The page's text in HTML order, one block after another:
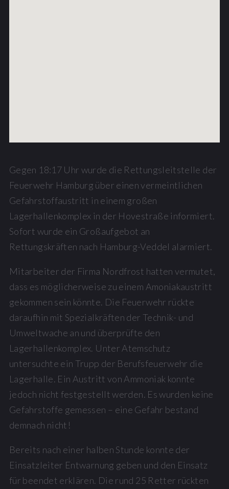
Gegen 18:17 Uhr wurde die Rettungsleitstelle der
Feuerwehr Hamburg über einen vermeintlichen
Gefahrstoffaustritt in einem großen
Lagerhallenkomplex in der Hovestraße informiert.
Sofort wurde ein Großaufgebot an
Rettungskräften nach Hamburg-Veddel alarmiert.
Mitarbeiter der Firma Nordfrost hatten vermutet,
dass es möglicherweise zu einem Amoniakaustritt
gekommen sein könnte. Die Feuerwehr rückte
daraufhin mit Spezialkräften der Technik- und
Umweltwache an und überprüfte den
Lagerhallenkomplex. Unter Atemschutz
untersuchte ein Trupp der Berufsfeuerwehr die
Lagerhalle. Ein Austritt von Ammoniak konnte
jedoch nicht festgestellt werden. Es wurden keine
Gefahrstoffe gemessen – eine Gefahr bestand
demnach nicht!
Bereits nach einer halben Stunde konnte der
Einsatzleiter Entwarnung geben und den Einsatz
für beendet erklären. Die rund 25 Retter rückten